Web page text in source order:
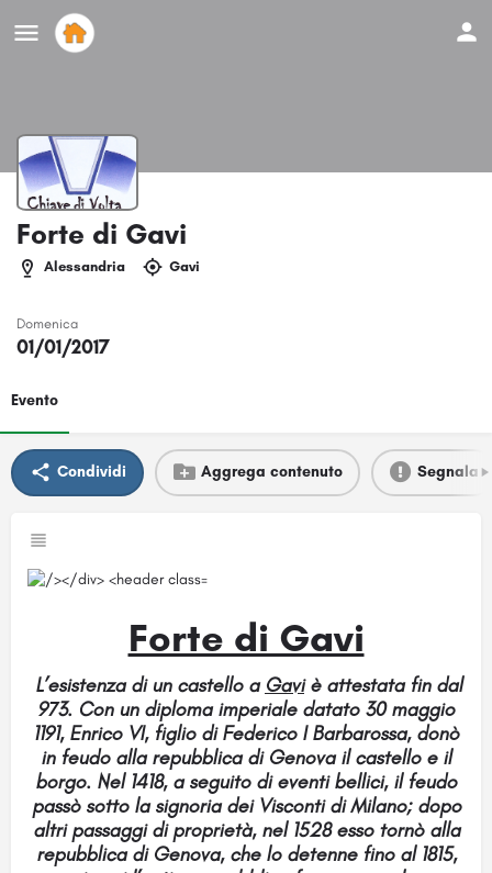
Forte di Gavi
Alessandria Gavi
Domenica
01/01/2017
Evento
Condividi Aggrega contenuto Segnala
Forte di Gavi
L’esistenza di un castello a Gaviè attestata fin dal
973. Con un diploma imperiale datato 30 maggio
1191, Enrico VI, figlio di Federico I Barbarossa, donò
in feudo alla repubblica di Genova il castello e il
borgo. Nel 1418, a seguito di eventi bellici, il feudo
passò sotto la signoria dei Visconti di Milano; dopo
altri passaggi di proprietà, nel 1528 esso tornò alla
repubblica di Genova, che lo detenne fino al 1815,